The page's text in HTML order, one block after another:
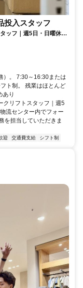
投入スタッフ
ッフ｜週5日・日曜休み
）。 7:30～16:30または
ト制。 残業はほとんど
あり
クリフトスタッフ｜週5
流センター内でフォー
を担当していただきま
迎 交通費支給 シフト制